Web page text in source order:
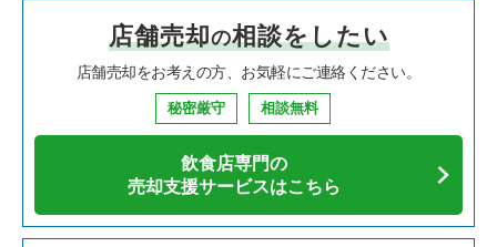
焼肉の居抜き売却物件の案件一覧
鉄板焼き・お好み焼の居抜き売却物件の案件一覧
カフェの居抜き売却物件の案件一覧
テイクアウトの居抜き売却物件の案件一覧
大阪府の飲食店の居抜き売却物件の案件一覧
兵庫県の飲食店の居抜き売却物件の案件一覧
愛知県の飲食店の居抜き売却物件の案件一覧
岐阜県の飲食店の居抜き売却物件の案件一覧
横浜市鶴見区の飲食店の居抜き売却物件の案件一覧
川崎市中原区の飲食店の居抜き売却物件の案件一覧
横浜市南区の飲食店の居抜き売却物件の案件一覧
横浜市港北区の飲食店の居抜き売却物件の案件一覧
神奈川県の中華の居抜き売却物件の案件一覧
神奈川県のそば・うどんの居抜き売却物件の案件一覧
神奈川県の焼肉の居抜き売却物件の案件一覧
神奈川県の鉄板焼き・お好み焼の居抜き売却物件の案件一覧
川崎市中原区のイタリア料理の居抜き売却物件の案件一覧
川崎市中原区の中華の居抜き売却物件の案件一覧
川崎市中原区の鉄板焼き・お好み焼の居抜き売却物件の案件一
店舗売却の相談をしたい
店舗売却をお考えの方、お気軽にご連絡ください。
秘密厳守 相談無料
飲食店専門の
売却支援サービスはこちら